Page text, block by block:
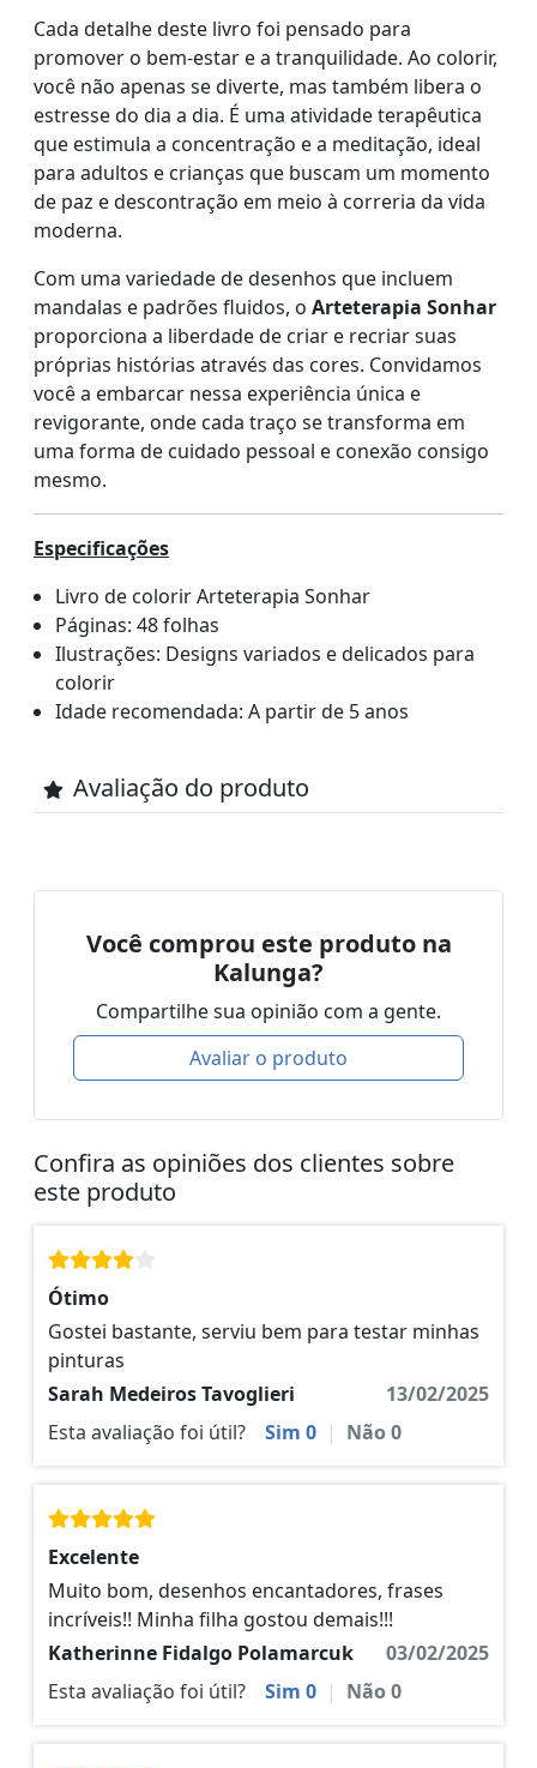
Cada detalhe deste livro foi pensado para
promover o bem-estar e a tranquilidade. Ao colorir,
você não apenas se diverte, mas também libera o
estresse do dia a dia. É uma atividade terapêutica
que estimula a concentração e a meditação, ideal
para adultos e crianças que buscam um momento
de paz e descontração em meio à correria da vida
moderna.
Com uma variedade de desenhos que incluem
mandalas e padrões fluidos, o Arteterapia Sonhar
proporciona a liberdade de criar e recriar suas
próprias histórias através das cores. Convidamos
você a embarcar nessa experiência única e
revigorante, onde cada traço se transforma em
uma forma de cuidado pessoal e conexão consigo
mesmo.
Especificações
Livro de colorir Arteterapia Sonhar
Páginas: 48 folhas
Ilustrações: Designs variados e delicados para
colorir
Idade recomendada: A partir de 5 anos
Avaliação do produto
Você comprou este produto na
Kalunga?
Compartilhe sua opinião com a gente.
Avaliar o produto
Confira as opiniões dos clientes sobre
este produto
Ótimo
Gostei bastante, serviu bem para testar minhas
pinturas
Sarah Medeiros Tavoglieri
13/02/2025
Esta avaliação foi útil?
Sim 0 | Não0
Excelente
Muito bom, desenhos encantadores, frases
incríveis!! Minha filha gostou demais!!!
Katherinne Fidalgo Polamarcuk
03/02/2025
Esta avaliação foi útil?
Sim 0 | Não0